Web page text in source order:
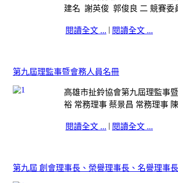
建名 謝英俊 郭俊良 二 競賽委
閱讀全文 ... | 閱讀全文 ...
第九屆理監事暨會務人員名冊
高雄市扯鈴協會第九屆理監事
裕 常務理事 蔡景昌 常務理事
閱讀全文 ... | 閱讀全文 ...
第九屆 創會理事長、榮譽理事長、名譽理事